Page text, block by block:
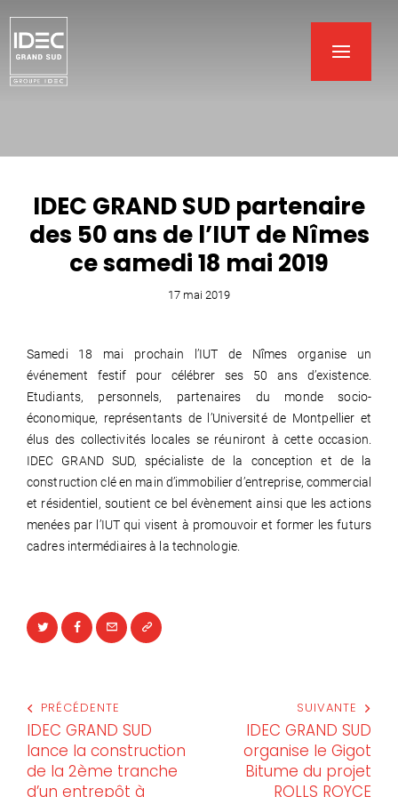
IDEC GRAND SUD partenaire
des 50 ans de l’IUT de Nîmes
ce samedi 18 mai 2019
17 mai 2019
Samedi 18 mai prochain l’IUT de Nîmes organise un
événement festif pour célébrer ses 50 ans d’existence.
Etudiants, personnels, partenaires du monde socio-
économique, représentants de l’Université de Montpellier et
élus des collectivités locales se réuniront à cette occasion.
IDEC GRAND SUD, spécialiste de la conception et de la
construction clé en main d’immobilier d’entreprise, commercial
et résidentiel, soutient ce bel évènement ainsi que les actions
menées par l’IUT qui visent à promouvoir et former les futurs
cadres intermédiaires à la technologie.
PRÉCÉDENTE
IDEC GRAND SUD
lance la construction
de la 2ème tranche
d’un entrepôt à
SUIVANTE
IDEC GRAND SUD
organise le Gigot
Bitume du projet
ROLLS ROYCE